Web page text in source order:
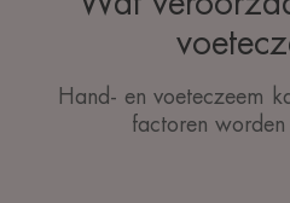
Hand- en voeteczeem
factoren